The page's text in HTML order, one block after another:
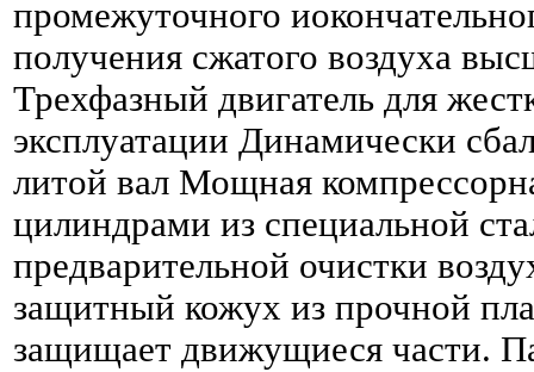
промежуточного
получения сжатого воздуха
Трехфазный двигатель для
эксплуатации Динамически
литой вал Мощная
цилиндрами из специальной
предварительной очистки
защитный кожух из прочной
защищает движущиеся части.